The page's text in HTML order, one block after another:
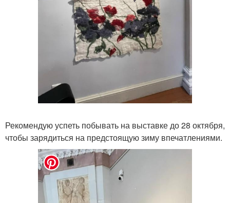
Рекомендую успеть побывать на выставке до 28 октября,
чтобы зарядиться на предстоящую зиму впечатлениями.